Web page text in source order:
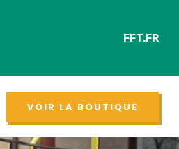
NOUVEAUFFT.FR
VOIR LA BOUTIQUE